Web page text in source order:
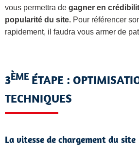
vous permettra de gagner en
popularité du site. Pour référencer
rapidement, il faudra vous armer de
3 ÈMEÉTAPE :
TECHNIQUES
La vitesse de chargement du site